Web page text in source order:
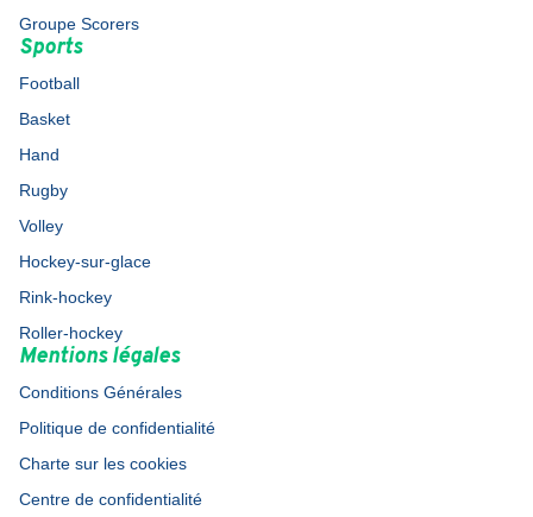
Groupe Scorers
Sports
Football
Basket
Hand
Rugby
Volley
Hockey-sur-glace
Rink-hockey
Roller-hockey
Mentions légales
Conditions Générales
Politique de confidentialité
Charte sur les cookies
Centre de confidentialité